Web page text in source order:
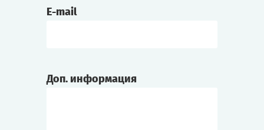
E-mail
Доп. информация